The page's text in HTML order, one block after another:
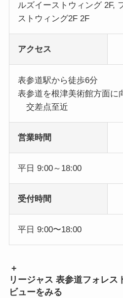
ルズイーストウィング 2F,
ストウィング2F 2F
アクセス
表参道駅から徒歩6分
表参道を根津美術館方面に
交差点至近
営業時間
平日 9:00～18:00
受付時間
平日 9:00〜18:00
+
リージャス 表参道フォレス
ビューをみる